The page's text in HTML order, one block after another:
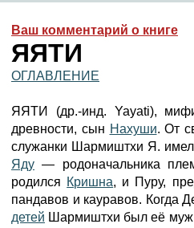
Ваш комментарий о книге
ЯЯТИ
ОГЛАВЛЕНИЕ
ЯЯТИ (др.-инд. Yayati),
древности, сын Нахуши. От
служанки Шармиштхи Я.
Яду — родоначальника
родился Кришна, и Пуру,
пандавов и кауравов. Когда
детей Шармиштхи был её муж